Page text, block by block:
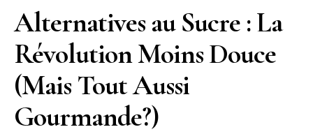
Alternatives au Sucre : La
Révolution Moins Douce
(Mais Tout Aussi
Gourmande?)